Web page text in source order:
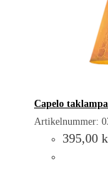
Capelo
Artikelnummer:
395,00